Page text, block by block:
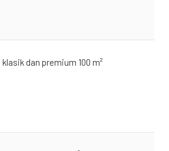
dan premium 100 m²